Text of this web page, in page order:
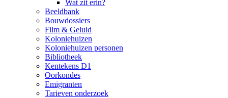
Wat zit erin?
Beeldbank
Bouwdossiers
Film & Geluid
Koloniehuizen
Koloniehuizen personen
Bibliotheek
Kentekens D1
Oorkondes
Emigranten
Tarieven onderzoek